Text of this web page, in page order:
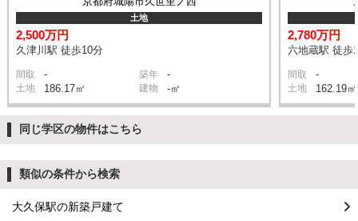
土地
2,500万円
久津川駅 徒歩10分
間取 - 築年 -
土地 186.17㎡ 建物 -㎡
2,780万円
六地蔵駅 徒歩
間取 -
土地 162.19㎡
同じ学区の物件はこちら
類似の条件から検索
大久保駅の新築戸建て